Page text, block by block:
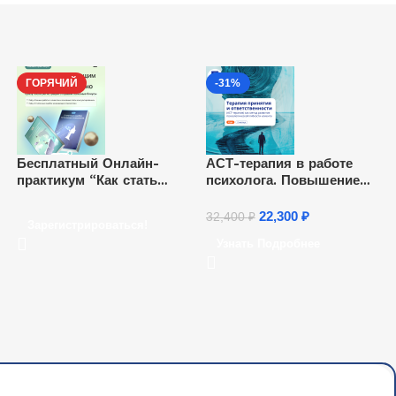
ГОРЯЧИЙ
Бесплатный Онлайн-
практикум “Как стать
-31%
АСТ-терапия в работе
психолога. Повышение
32,400₽ 22,300 ₽